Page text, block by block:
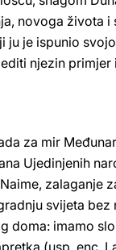
novoga života
je ispunio
njezin primjer
za mir
Ujedinjenih
zalaganje
svijeta
doma: imamo
(usp. enc.